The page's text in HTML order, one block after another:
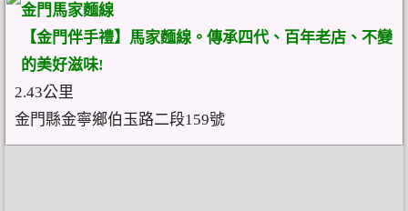
金門馬家麵線
【金門伴手禮】馬家麵線。傳承四代、百年老店、不變
的美好滋味!
2.43公里
金門縣金寧鄉伯玉路二段159號